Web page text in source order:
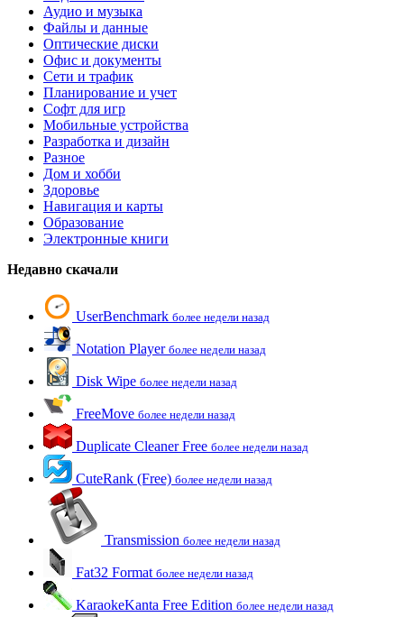
Аудио и музыка
Файлы и данные
Оптические диски
Офис и документы
Сети и трафик
Планирование и учет
Софт для игр
Мобильные устройства
Разработка и дизайн
Разное
Дом и хобби
Здоровье
Навигация и карты
Образование
Электронные книги
Недавно скачали
UserBenchmark более недели назад
Notation Player более недели назад
Disk Wipe более недели назад
FreeMove более недели назад
Duplicate Cleaner Free более недели назад
CuteRank (Free) более недели назад
Transmission более недели назад
Fat32 Format более недели назад
KaraokeKanta Free Edition более недели назад